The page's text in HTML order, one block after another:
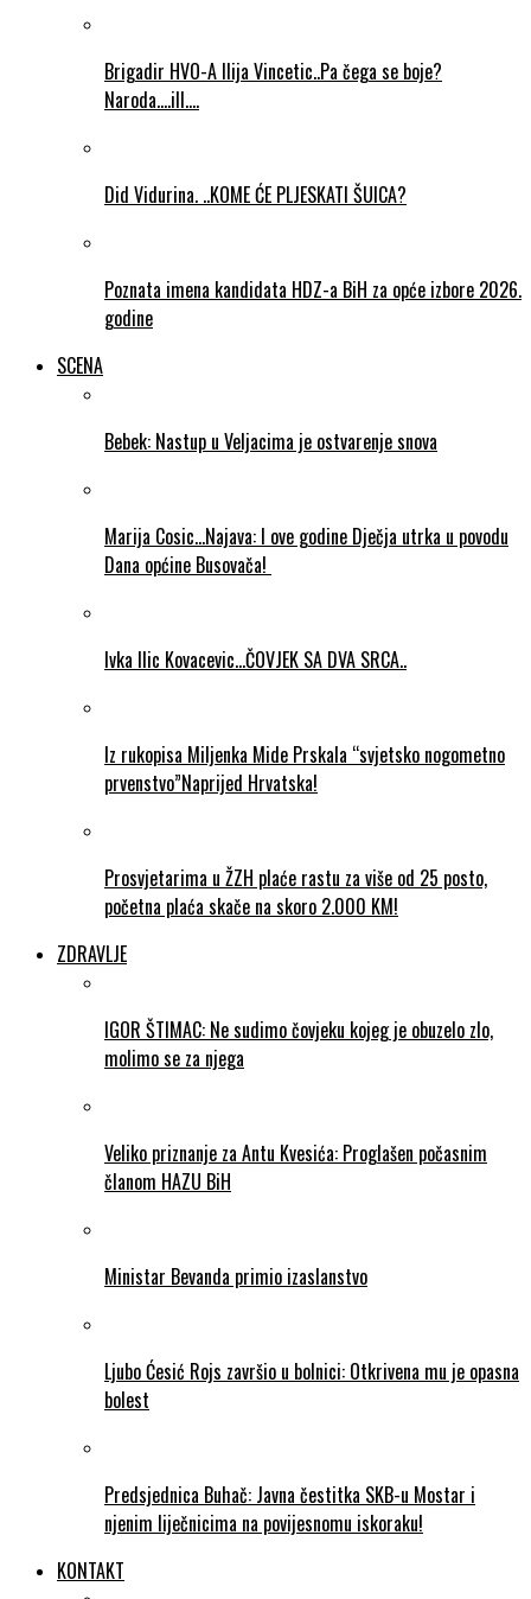
Brigadir HVO-A Ilija Vincetic..Pa čega se boje?
Naroda….ill….
Did Vidurina. ..KOME ĆE PLJESKATI ŠUICA?
Poznata imena kandidata HDZ-a BiH za opće izbore 2026.
godine
SCENA
Bebek: Nastup u Veljacima je ostvarenje snova
Marija Cosic…Najava: I ove godine Dječja utrka u povodu
Dana općine Busovača!
Ivka Ilic Kovacevic…ČOVJEK SA DVA SRCA..
Iz rukopisa Miljenka Mide Prskala “svjetsko nogometno
prvenstvo”Naprijed Hrvatska!
Prosvjetarima u ŽZH plaće rastu za više od 25 posto,
početna plaća skače na skoro 2.000 KM!
ZDRAVLJE
IGOR ŠTIMAC: Ne sudimo čovjeku kojeg je obuzelo zlo,
molimo se za njega
Veliko priznanje za Antu Kvesića: Proglašen počasnim
članom HAZU BiH
Ministar Bevanda primio izaslanstvo
Ljubo Ćesić Rojs završio u bolnici: Otkrivena mu je opasna
bolest
Predsjednica Buhač: Javna čestitka SKB-u Mostar i
njenim liječnicima na povijesnomu iskoraku!
KONTAKT